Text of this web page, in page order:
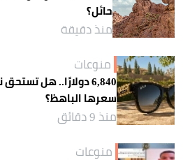
حائل؟
منذ دقيقة
منوعات
6,840 دولارًا.. هل
سعرها الباهظ؟
منذ 9 دقائق
منوعات